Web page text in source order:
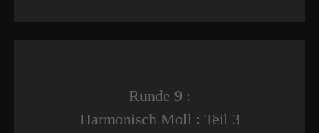
Runde 9 :
Harmonisch Moll : Teil 3